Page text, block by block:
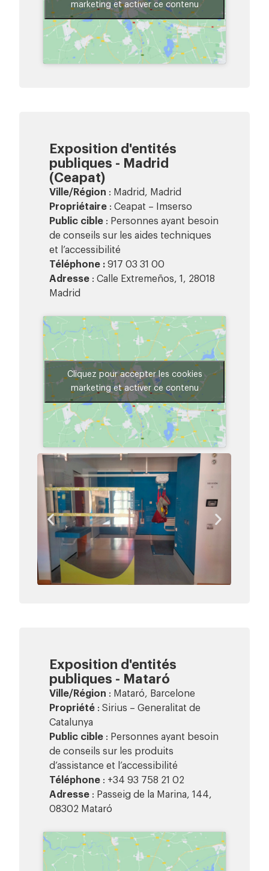
marketing et activer ce contenu
Exposition d'entités
publiques - Madrid
(Ceapat)
Ville/Région : Madrid, Madrid
Propriétaire : Ceapat – Imserso
Public cible : Personnes ayant besoin
de conseils sur les aides techniques
et l’accessibilité
Téléphone : 917 03 31 00
Adresse : Calle Extremeños, 1, 28018
Madrid
Cliquez pour accepter les cookies
marketing et activer ce contenu
Exposition d'entités
publiques - Mataró
Ville/Région : Mataró, Barcelone
Propriété : Sirius – Generalitat de
Catalunya
Public cible : Personnes ayant besoin
de conseils sur les produits
d’assistance et l’accessibilité
Téléphone : +34 93 758 21 02
Adresse : Passeig de la Marina, 144,
08302 Mataró